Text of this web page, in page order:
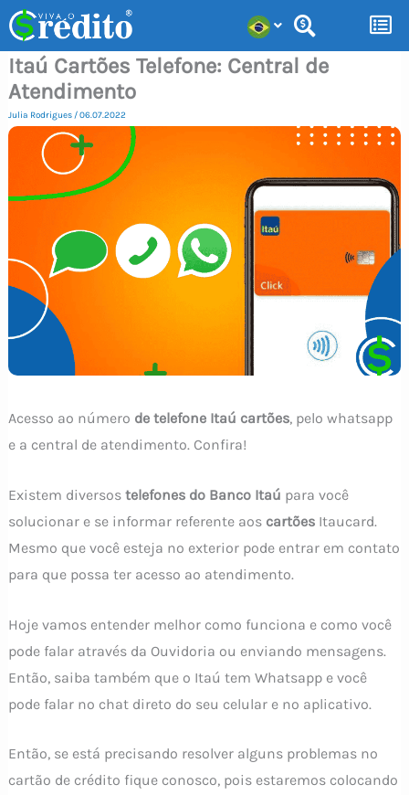
para
conteúdo
Itaú Cartões Telefone: Central de
Atendimento
Julia Rodrigues /06.07.2022
Acesso ao número de telefone Itaú cartões, pelo whatsapp
e a central de atendimento. Confira!
Existem diversos telefones do Banco Itaú para você
solucionar e se informar referente aos cartõesItaucard.
Mesmo que você esteja no exterior pode entrar em contato
para que possa ter acesso ao atendimento.
Hoje vamos entender melhor como funciona e como você
pode falar através da Ouvidoria ou enviando mensagens.
Então, saiba também que o Itaú tem Whatsapp e você
pode falar no chat direto do seu celular e no aplicativo.
Então, se está precisando resolver alguns problemas no
cartão de crédito fique conosco, pois estaremos colocando